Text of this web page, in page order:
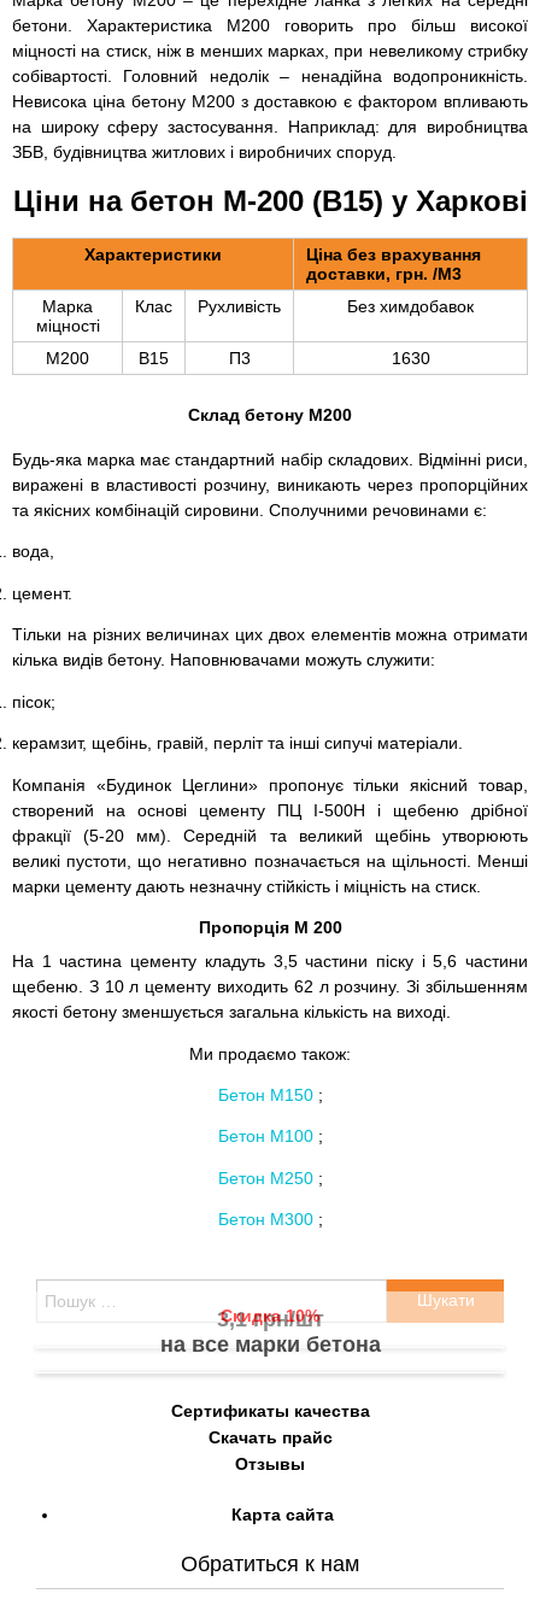
Пошук:
3,1 грн/шт
Скидка 10%
на все марки бетона
Сертификаты качества
Скачать прайс
Отзывы
Карта сайта
Обратиться к нам
бетони. Характеристика М200 говорить про більш високої
міцності на стиск, ніж в менших марках, при невеликому стрибку
собівартості. Головний недолік – ненадійна водопроникність.
Невисока ціна бетону М200 з доставкою є фактором впливають
на широку сферу застосування. Наприклад: для виробництва
ЗБВ, будівництва житлових і виробничих споруд.
Ціни на бетон М-200 (В15) у Харкові
Характеристики
Ціна без врахування
доставки, грн. /М3
Марка
міцності
Клас Рухливість Без химдобавок
М200 В15 П3 1630
Склад бетону М200
Будь-яка марка має стандартний набір складових. Відмінні риси,
виражені в властивості розчину, виникають через пропорційних
та якісних комбінацій сировини. Сполучними речовинами є:
вода,
цемент.
Тільки на різних величинах цих двох елементів можна отримати
кілька видів бетону. Наповнювачами можуть служити:
пісок;
керамзит, щебінь, гравій, перліт та інші сипучі матеріали.
Компанія «Будинок Цеглини» пропонує тільки якісний товар,
створений на основі цементу ПЦ І-500Н і щебеню дрібної
фракції (5-20 мм). Середній та великий щебінь утворюють
великі пустоти, що негативно позначається на щільності. Менші
марки цементу дають незначну стійкість і міцність на стиск.
Пропорція М 200
На 1 частина цементу кладуть 3,5 частини піску і 5,6 частини
щебеню. З 10 л цементу виходить 62 л розчину. Зі збільшенням
якості бетону зменшується загальна кількість на виході.
Ми продаємо також:
Бетон М150 ;
Бетон М100 ;
Бетон М250 ;
Бетон М300 ;